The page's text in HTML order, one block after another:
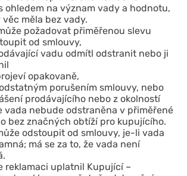
ohledem na význam vady a hodnotu,
měla bez vady.
požadovat přiměřenou slevu
od smlouvy,
vadu odmítl odstranit nebo ji
opakovaně,
porušením smlouvy, nebo
prodávajícího nebo z okolností
vada nebude odstraněna v přiměřené
bez značných obtíží pro kupujícího.
odstoupit od smlouvy, je-li vada
má se za to, že vada není
reklamaci uplatnil Kupující –